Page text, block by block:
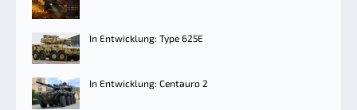
In Entwicklung: Type 625E
In Entwicklung: Centauro 2